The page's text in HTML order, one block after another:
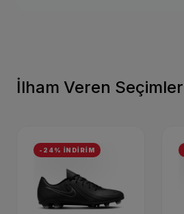
İlham Veren Seçimler
-24% İNDİRİM